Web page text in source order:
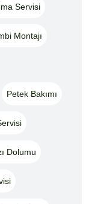
Servisi
Montajı
Petek Bakımı
Dolumu